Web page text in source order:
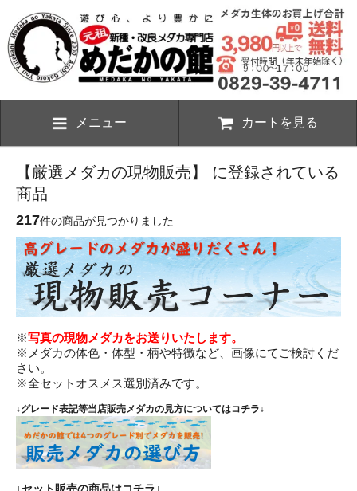
メニュー カートを見る
【厳選メダカの現物販売】 に登録されている
商品
217件の商品が見つかりました
※写真の現物メダカをお送りいたします。
※メダカの体色・体型・柄や特徴など、画像にてご検討くだ
さい。
※全セットオスメス選別済みです。
↓グレード表記等当店販売メダカの見方についてはコチラ↓